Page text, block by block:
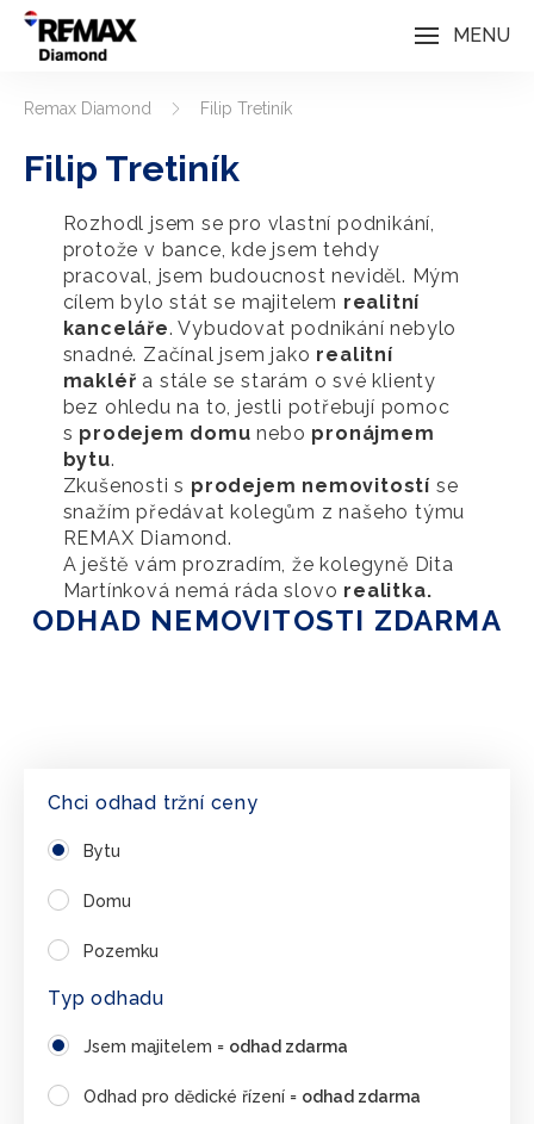
MENU
Remax Diamond Filip Tretiník
Filip Tretiník
Rozhodl jsem se pro vlastní podnikání,
protože v bance, kde jsem tehdy
pracoval, jsem budoucnost neviděl. Mým
cílem bylo stát se majitelem realitní
kanceláře. Vybudovat podnikání nebylo
snadné. Začínal jsem jako realitní
makléř a stále se starám o své klienty
bez ohledu na to, jestli potřebují pomoc
s prodejem domu nebo pronájmem
bytu.
Zkušenosti s prodejem nemovitostí se
snažím předávat kolegům z našeho týmu
REMAX Diamond.
A ještě vám prozradím, že kolegyně Dita
Martínková nemá ráda slovo realitka.
ODHAD NEMOVITOSTI ZDARMA
Chci odhad tržní ceny
Bytu
Domu
Pozemku
Typ odhadu
Jsem majitelem = odhad zdarma
Odhad pro dědické řízení = odhad zdarma